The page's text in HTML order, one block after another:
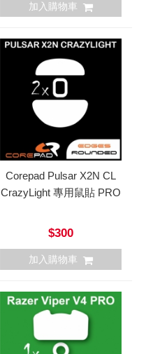
加入購物車
Corepad Pulsar X2N CL
CrazyLight 專用鼠貼 PRO
$300
加入購物車